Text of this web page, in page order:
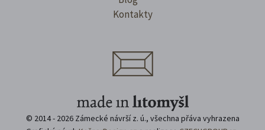
Kontakty
© 2014 - 2026 Zámecké návrší z. ú., všechna přáva vyhrazena